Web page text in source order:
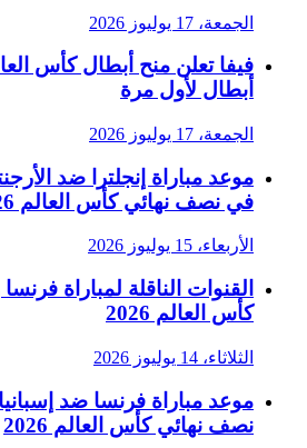
الجمعة، 17 يوليوز 2026
أبطال لأول مرة
الجمعة، 17 يوليوز 2026
موعد مباراة إنجلترا ضد
في نصف نهائي كأس العالم 2026
الأربعاء، 15 يوليوز 2026
القنوات الناقلة لمباراة
كأس العالم 2026
الثلاثاء، 14 يوليوز 2026
موعد مباراة فرنسا ضد
نصف نهائي كأس العالم 2026